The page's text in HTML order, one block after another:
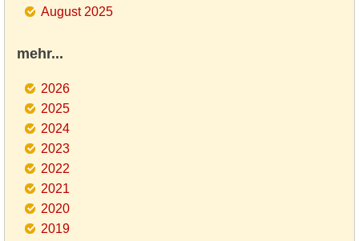
August 2025
mehr...
2026
2025
2024
2023
2022
2021
2020
2019